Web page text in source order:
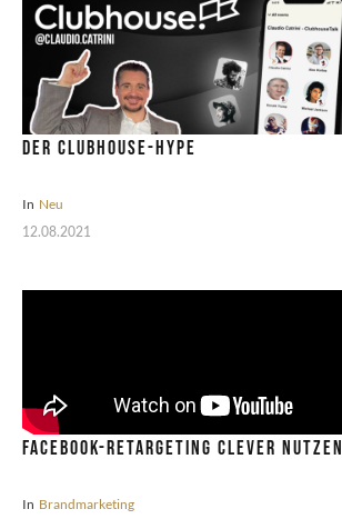
Der Clubhouse-Hype
In Neu
12.08.2021
Facebook-Retargeting clever nutzen
In Brandmarketing